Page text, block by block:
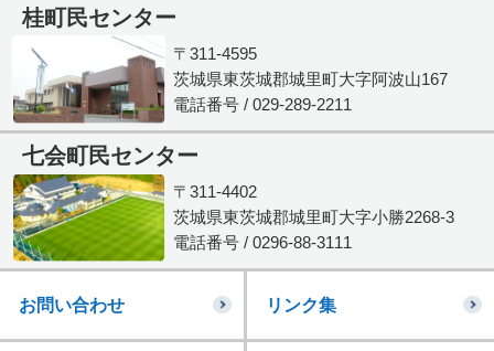
桂町民センター
〒311-4595
茨城県東茨城郡城里町大字阿波山167
電話番号 / 029-289-2211
七会町民センター
〒311-4402
茨城県東茨城郡城里町大字小勝2268-3
電話番号 / 0296-88-3111
お問い合わせ リンク集